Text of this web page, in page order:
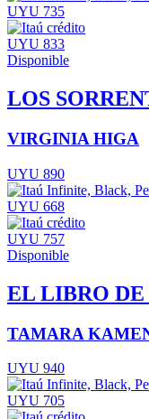
UYU 735
UYU 833
Disponible
LOS
VIRGINIA HIGA
UYU 890
UYU 668
UYU 757
Disponible
EL LIBRO DE
TAMARA
UYU 940
UYU 705